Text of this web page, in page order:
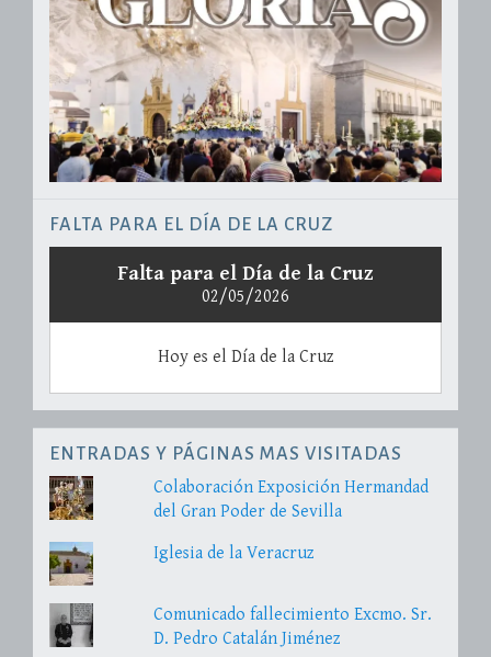
FALTA PARA EL DÍA DE LA CRUZ
Falta para el Día de la Cruz
02/05/2026
Hoy es el Día de la Cruz
ENTRADAS Y PÁGINAS MAS VISITADAS
Colaboración Exposición Hermandad
del Gran Poder de Sevilla
Iglesia de la Veracruz
Comunicado fallecimiento Excmo. Sr.
D. Pedro Catalán Jiménez